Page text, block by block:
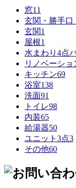
窓11
玄関・勝手口
玄関1
屋根1
水まわり4点
リノベーショ
キッチン69
浴室138
洗面91
トイレ98
内装65
給湯器50
ユニット3点3
その他60